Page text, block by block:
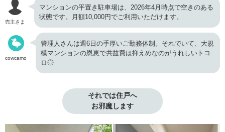
売主さま
マンションの平置き駐車場は、2026年4月時点で空きのある
状態です。月額10,000円でご利用いただけます。
cowcamo
管理人さんは週6日の手厚いご勤務体制。それでいて、大規
模マンションの恩恵で共益費は抑えめなのがうれしいトコ
ロ◎
それでは住戸へ
お邪魔します